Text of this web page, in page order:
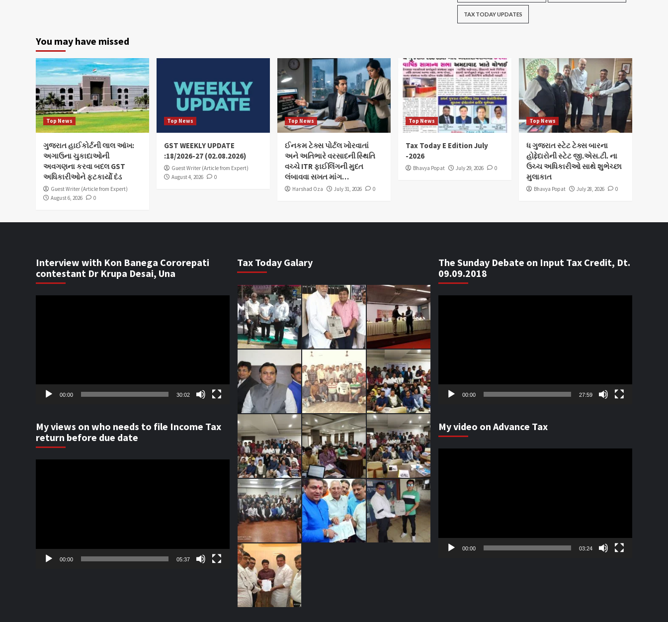
TAX TODAY UPDATES
You may have missed
Top News
ગુજરાત હાઈકોર્ટની લાલ આંખ:
અગાઉના ચુકાદાઓની
અવગણના કરવા બદલ GST
અધિકારીઓને ફટકાર્યો દંડ
Guest Writer (Article from Expert)
August 6, 2026
0
Top News
GST WEEKLY UPDATE
:18/2026-27 (02.08.2026)
Guest Writer (Article from Expert)
August 4, 2026
0
Top News
ઈનકમ ટેક્સ પોર્ટલ ખોરવાતાં
અને અતિભારે વરસાદની સ્થિતિ
વચ્ચે ITR ફાઈલિંગની મુદત
લંબાવવા સખત માંગ…
Harshad Oza July 31, 2026 0
Top News
Tax Today E Edition July
-2026
Bhavya Popat July 29, 2026 0
Top News
ધ ગુજરાત સ્ટેટ ટેક્સ બારના
હોદ્દેદારોની સ્ટેટ જી.એસ.ટી. ના
ઉચ્ચ અધિકારીઓ સાથે શુભેચ્છા
મુલાકાત
Bhavya Popat July 28, 2026 0
Interview with Kon Banega Cororepati
contestant Dr Krupa Desai, Una
00:00 30:02
My views on who needs to file Income Tax
return before due date
00:00 05:37
Tax Today Galary
The Sunday Debate on Input Tax Credit, Dt.
09.09.2018
00:00 27:59
My video on Advance Tax
00:00 03:24